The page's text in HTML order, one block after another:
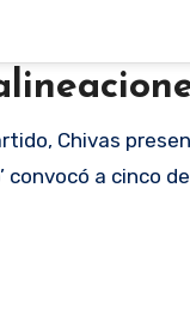
Chivas
convocó a cinco